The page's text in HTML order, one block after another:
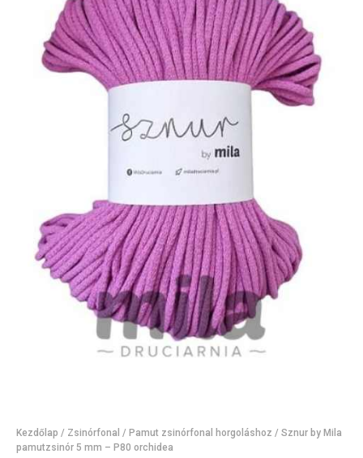
Kezdőlap / Zsinórfonal / Pamut zsinórfonal horgoláshoz / Sznur by Mila
pamutzsinór 5 mm – P80 orchidea